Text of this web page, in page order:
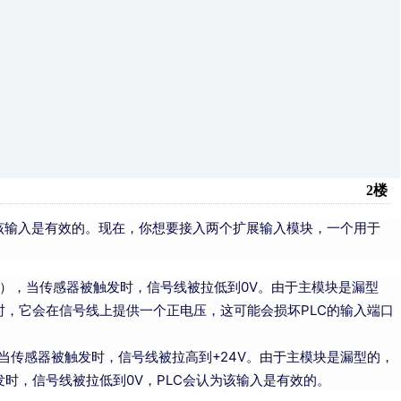
2楼
入是有效的。现在，你想要接入两个扩展输入模块，一个用于
，当传感器被触发时，信号线被拉低到0V。由于主模块是漏型
它会在信号线上提供一个正电压，这可能会损坏PLC的输入端口
感器被触发时，信号线被拉高到+24V。由于主模块是漏型的，
，信号线被拉低到0V，PLC会认为该输入是有效的。